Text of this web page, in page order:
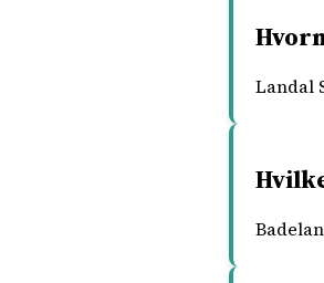
Landal